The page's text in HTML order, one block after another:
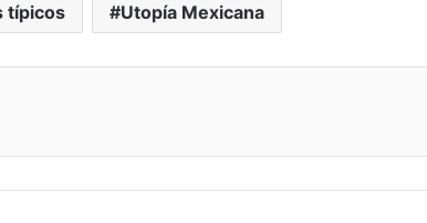
típicos Utopía Mexicana